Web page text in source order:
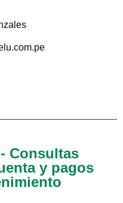
Consultas
y pagos